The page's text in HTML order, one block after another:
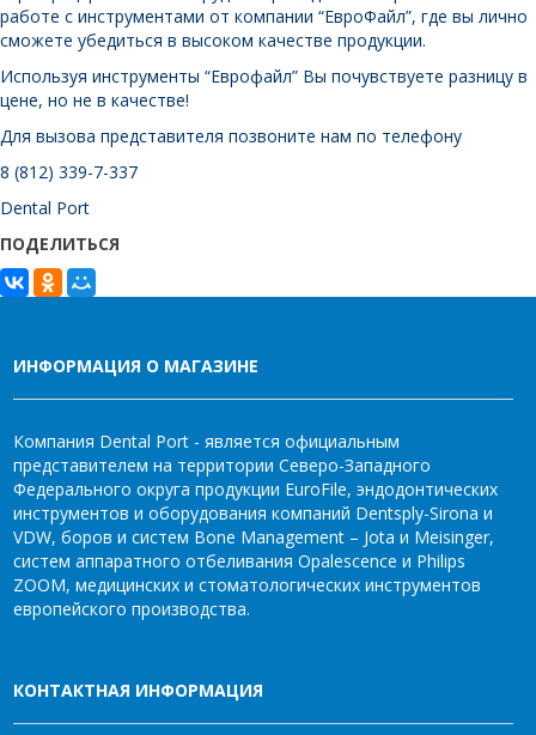
работе с инструментами от компании “ЕвроФайл”, где вы лично
сможете убедиться в высоком качестве продукции.
Используя инструменты “Еврофайл” Вы почувствуете разницу в
цене, но не в качестве!
Для вызова представителя позвоните нам по телефону
8 (812) 339-7-337
Dental Port
ПОДЕЛИТЬСЯ
ИНФОРМАЦИЯ О МАГАЗИНЕ
Компания Dental Port - является официальным
представителем на территории Северо-Западного
Федерального округа продукции EuroFile, эндодонтических
инструментов и оборудования компаний Dentsply-Sirona и
VDW, боров и систем Bone Management – Jota и Meisinger,
систем аппаратного отбеливания Opalescence и Philips
ZOOM, медицинских и стоматологических инструментов
европейского производства.
КОНТАКТНАЯ ИНФОРМАЦИЯ